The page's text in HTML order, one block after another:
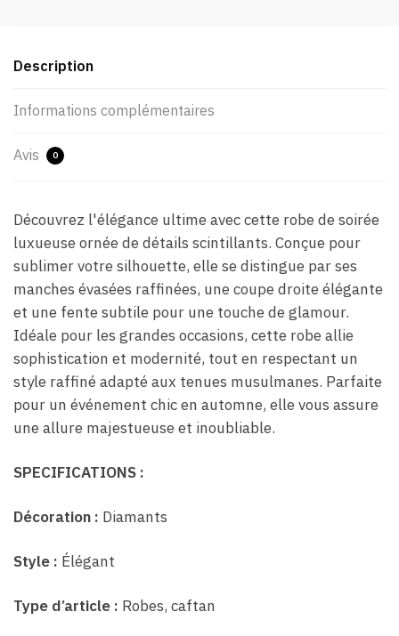
Description
Informations complémentaires
Avis 0
Découvrez l'élégance ultime avec cette robe de soirée
luxueuse ornée de détails scintillants. Conçue pour
sublimer votre silhouette, elle se distingue par ses
manches évasées raffinées, une coupe droite élégante
et une fente subtile pour une touche de glamour.
Idéale pour les grandes occasions, cette robe allie
sophistication et modernité, tout en respectant un
style raffiné adapté aux tenues musulmanes. Parfaite
pour un événement chic en automne, elle vous assure
une allure majestueuse et inoubliable.
SPECIFICATIONS :
Décoration : Diamants
Style : Élégant
Type d’article : Robes, caftan